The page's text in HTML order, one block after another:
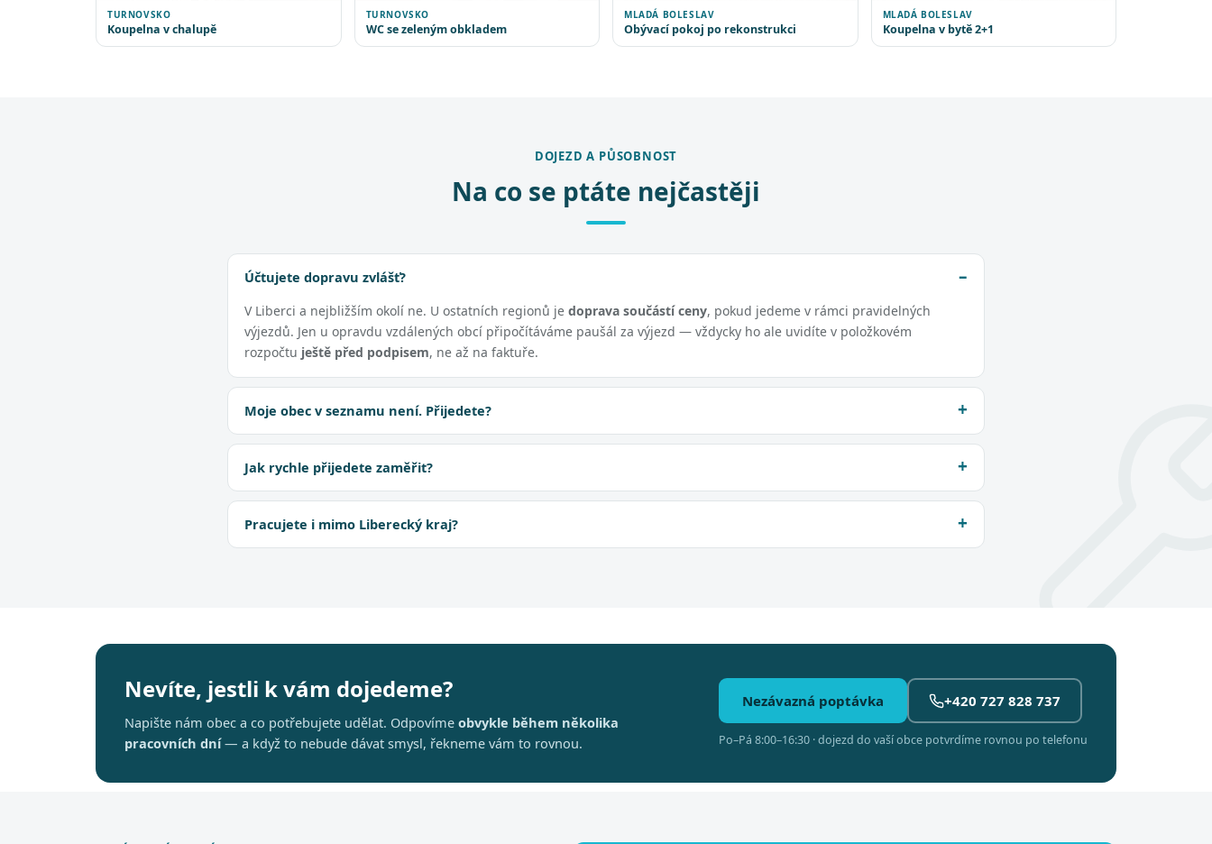
TURNOVSKO
Koupelna v chalupě
TURNOVSKO
WC se zeleným obkladem
MLADÁ BOLESLAV
Obývací pokoj po rekonstrukci
MLADÁ BOLESLAV
Koupelna v bytě 2+1
DOJEZD A PŮSOBNOST
Na co se ptáte nejčastěji
Účtujete dopravu zvlášť?
V Liberci a nejbližším okolí ne. U ostatních regionů je doprava součástí ceny, pokud jedeme v rámci pravidelných
výjezdů. Jen u opravdu vzdálených obcí připočítáváme paušál za výjezd — vždycky ho ale uvidíte v položkovém
rozpočtu ještě před podpisem, ne až na faktuře.
Moje obec v seznamu není. Přijedete?
Jak rychle přijedete zaměřit?
Pracujete i mimo Liberecký kraj?
Nevíte, jestli k vám dojedeme?
Napište nám obec a co potřebujete udělat. Odpovíme obvykle během několika
pracovních dní— a když to nebude dávat smysl, řekneme vám to rovnou.
Nezávazná poptávka +420 727 828 737
Po–Pá 8:00–16:30 · dojezd do vaší obce potvrdíme rovnou po telefonu